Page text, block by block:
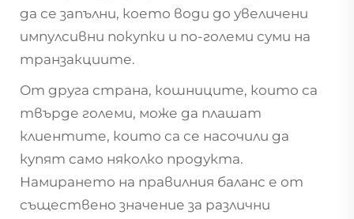
да се запълни, което води до увеличени
импулсивни покупки и по-големи суми на
транзакциите.
От друга страна, кошниците, които са
твърде големи, може да плашат
клиентите, които са се насочили да
купят само няколко продукта.
Намирането на правилния баланс е от
съществено значение за различни